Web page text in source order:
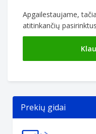
Apgailestaujame,
atitinkančių
Prekių gidai